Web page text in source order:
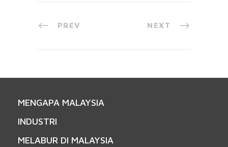
PREV NEXT
MENGAPA MALAYSIA
INDUSTRI
MELABUR DI MALAYSIA